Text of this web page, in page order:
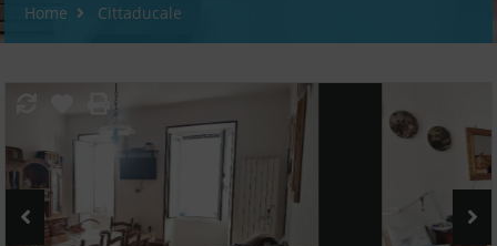
Home Cittaducale